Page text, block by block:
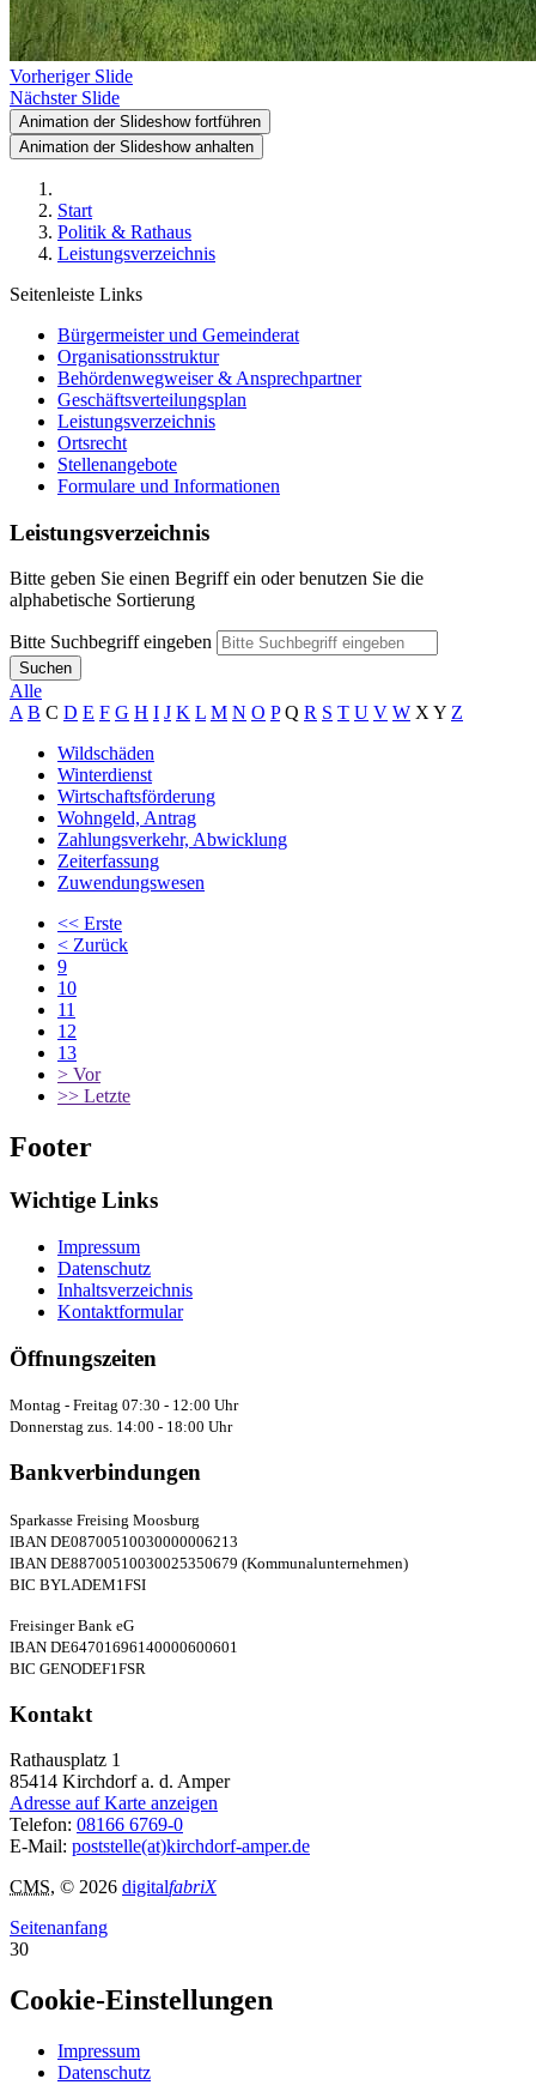
Vorheriger Slide
Nächster Slide
Animation der Slideshow fortführen
Animation der Slideshow anhalten
Start
Politik & Rathaus
Leistungsverzeichnis
Seitenleiste Links
Bürgermeister und Gemeinderat
Organisationsstruktur
Behördenwegweiser & Ansprechpartner
Geschäftsverteilungsplan
Leistungsverzeichnis
Ortsrecht
Stellenangebote
Formulare und Informationen
Leistungsverzeichnis
Bitte geben Sie einen Begriff ein oder benutzen Sie die
alphabetische Sortierung
Bitte Suchbegriff eingeben
Suchen
Alle
A B C D E F G H I J K L M N O P Q R S T U V W XY Z
Wildschäden
Winterdienst
Wirtschaftsförderung
Wohngeld, Antrag
Zahlungsverkehr, Abwicklung
Zeiterfassung
Zuwendungswesen
<< Erste
< Zurück
9
10
11
12
13
> Vor
>> Letzte
Footer
Wichtige Links
Impressum
Datenschutz
Inhaltsverzeichnis
Kontaktformular
Öffnungszeiten
Montag - Freitag 07:30 - 12:00 Uhr
Donnerstag zus. 14:00 - 18:00 Uhr
Bankverbindungen
Sparkasse Freising Moosburg
IBAN DE08700510030000006213
IBAN DE88700510030025350679 (Kommunalunternehmen)
BIC BYLADEM1FSI
Freisinger Bank eG
IBAN DE64701696140000600601
BIC GENODEF1FSR
Kontakt
Rathausplatz 1
85414 Kirchdorf a. d. Amper
Adresse auf Karte anzeigen
Telefon: 08166 6769-0
E-Mail: poststelle(at)kirchdorf-amper.de
CMS, © 2026 digitalfabriX
Seitenanfang
30
Cookie-Einstellungen
Impressum
Datenschutz